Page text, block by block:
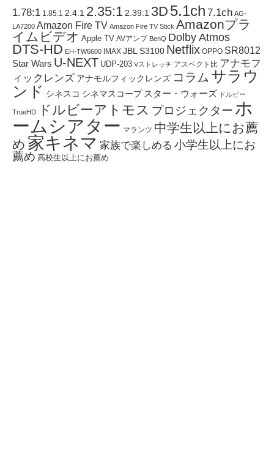
1.78:1 1.85:1 2.4:1 2.35:1 2.39:1 3D 5.1ch 7.1ch AG-
LA7200 Amazon Fire TV Amazon Fire TV Stick Amazonプラ
イムビデオ Apple TV AVアンプ BenQ Dolby Atmos
DTS-HD EH-TW6600 IMAX JBL S3100 Netflix OPPO SR8012
Star Wars U-NEXT UDP-203 Vストレッチ アスペクト比 アナモフ
ィックレンズ アナモルフィックレンズ コラム サラウ
ンド シネスコ シネマスコープ スター・ウォーズ ドルビー
TrueHD ドルビーアトモス プロジェクター ホ
ームシアター マランツ 中学生以上にお薦
め 家キネマ 家族で楽しめる 小学生以上にお
薦め 高校生以上にお薦め